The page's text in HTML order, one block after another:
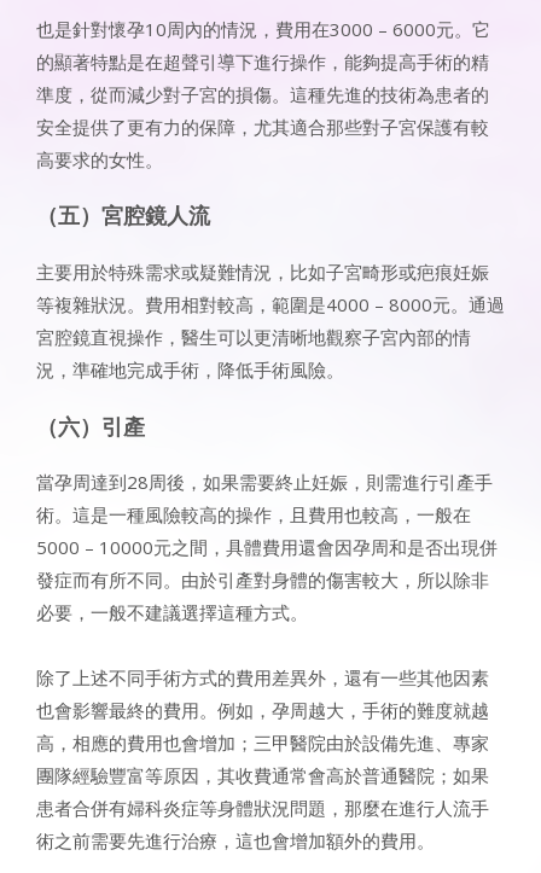
也是針對懷孕10周內的情況，費用在3000 – 6000元。它
的顯著特點是在超聲引導下進行操作，能夠提高手術的精
準度，從而減少對子宮的損傷。這種先進的技術為患者的
安全提供了更有力的保障，尤其適合那些對子宮保護有較
高要求的女性。
（五）宮腔鏡人流
主要用於特殊需求或疑難情況，比如子宮畸形或疤痕妊娠
等複雜狀況。費用相對較高，範圍是4000 – 8000元。通過
宮腔鏡直視操作，醫生可以更清晰地觀察子宮內部的情
況，準確地完成手術，降低手術風險。
（六）引產
當孕周達到28周後，如果需要終止妊娠，則需進行引產手
術。這是一種風險較高的操作，且費用也較高，一般在
5000 – 10000元之間，具體費用還會因孕周和是否出現併
發症而有所不同。由於引產對身體的傷害較大，所以除非
必要，一般不建議選擇這種方式。
除了上述不同手術方式的費用差異外，還有一些其他因素
也會影響最終的費用。例如，孕周越大，手術的難度就越
高，相應的費用也會增加；三甲醫院由於設備先進、專家
團隊經驗豐富等原因，其收費通常會高於普通醫院；如果
患者合併有婦科炎症等身體狀況問題，那麼在進行人流手
術之前需要先進行治療，這也會增加額外的費用。